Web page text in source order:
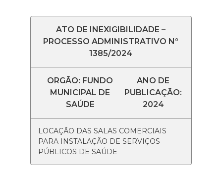
ATO DE INEXIGIBILIDADE –
PROCESSO ADMINISTRATIVO N°
1385/2024
ORGÃO: FUNDO
MUNICIPAL DE
SAÚDE
ANO DE
PUBLICAÇÃO:
2024
LOCAÇÃO DAS SALAS COMERCIAIS
PARA INSTALAÇÃO DE SERVIÇOS
PÚBLICOS DE SAÚDE